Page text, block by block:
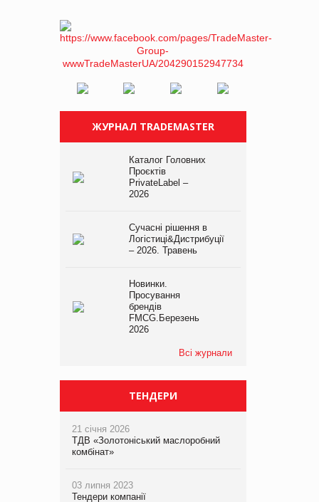
ЖУРНАЛ TRADEMASTER
Каталог Головних
Проєктів
PrivateLabel –
2026
Сучасні рішення в
Логістиці&Дистрибуції
– 2026. Травень
Новинки.
Просування
брендів
FMCG.Березень
2026
Всі журнали
ТЕНДЕРИ
21 січня 2026
ТДВ «Золотоніський маслоробний
комбінат»
03 липня 2023
Тендери компанії